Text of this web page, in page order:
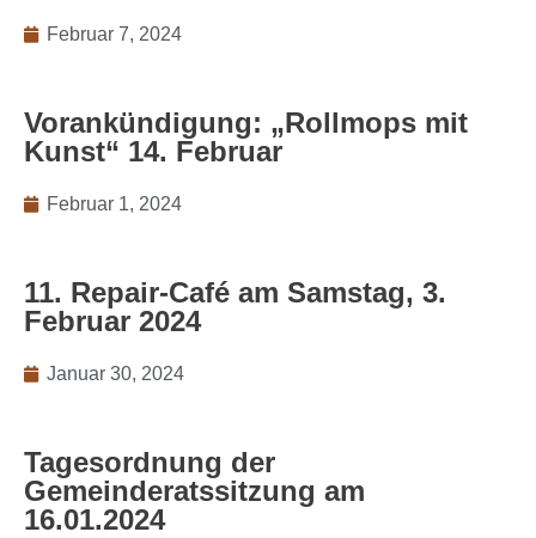
Februar 7, 2024
Vorankündigung: „Rollmops mit
Kunst“ 14. Februar
Februar 1, 2024
11. Repair-Café am Samstag, 3.
Februar 2024
Januar 30, 2024
Tagesordnung der
Gemeinderatssitzung am
16.01.2024